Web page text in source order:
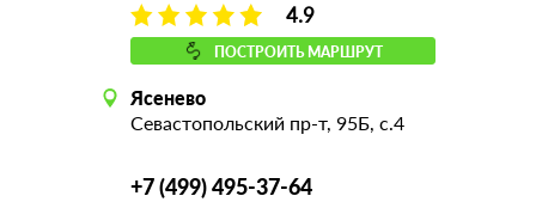
4.9
ПОСТРОИТЬ МАРШРУТ
Ясенево
Севастопольский пр-т, 95Б, с.4
+7 (499) 495-37-64